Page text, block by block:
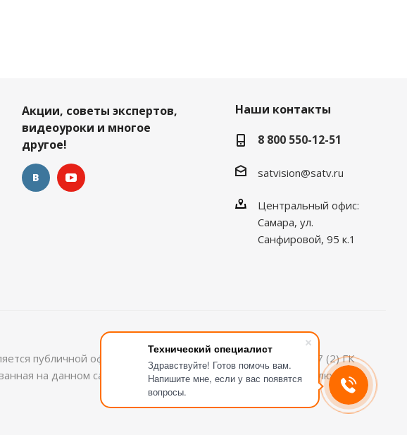
Технический специалист
Здравствуйте! Готов помочь вам.
Напишите мне, если у вас появятся
вопросы.
Акции, советы экспертов,
видеоуроки и многое
другое!
Наши контакты
8 800 550-12-51
satvision@satv.ru
Центральный офис:
Самара, ул.
Санфировой, 95 к.1
публичной офертой, определяемой положениями ст.437 (2) ГК
на данном сайте информация может быть изменена в любое